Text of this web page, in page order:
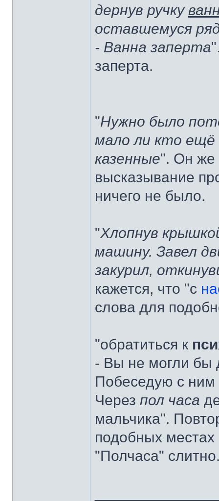
дернув ручку
оставшемуся
- Ванна заперта
заперта.
"Нужно было
мало ли кто ещё
казенные". Он же
высказывание
ничего не было.
"Хлопнув
машину. Завел
закурил,
кажется, что "с
слова для
"обратиться к
- Вы не могли бы
Побеседую с ним
Через пол часа
мальчика".
подобных местах
"Полчаса"